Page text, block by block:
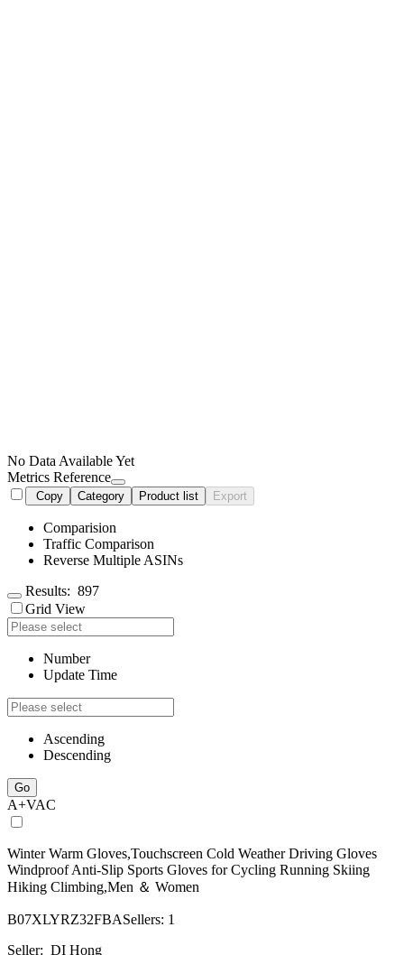
No Data Available Yet
Metrics Reference
Copy Category Product list Export
Comparision
Traffic Comparison
Reverse Multiple ASINs
Results: 897
Grid View
Number
Update Time
Ascending
Descending
Go
A+VAC
Winter Warm Gloves,Touchscreen Cold Weather Driving Gloves
Windproof Anti-Slip Sports Gloves for Cycling Running Skiing
Hiking Climbing,Men ＆ Women
B07XLYRZ32FBASellers: 1
Seller: DI Hong